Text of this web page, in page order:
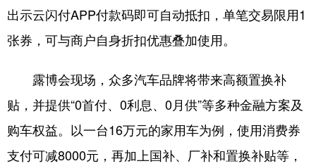
出示云闪付APP付款码即可自动抵扣，单笔交易限用1
张券，可与商户自身折扣优惠叠加使用。
露博会现场，众多汽车品牌将带来高额置换补
贴，并提供“0首付、0利息、0月供”等多种金融方案及
购车权益。以一台16万元的家用车为例，使用消费券
支付可减8000元，再加上国补、厂补和置换补贴等，